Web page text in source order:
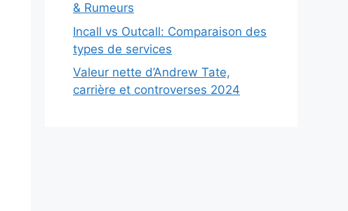
& Rumeurs
Incall vs Outcall: Comparaison des
types de services
Valeur nette d’Andrew Tate,
carrière et controverses 2024